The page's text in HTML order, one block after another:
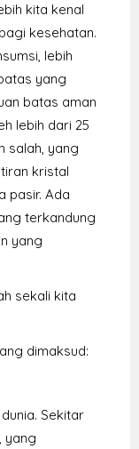
kita kenal
kesehatan.
lebih
yang
batas aman
lebih dari 25
salah, yang
kristal
pasir. Ada
terkandung
yang
sekali kita
dimaksud:
Sekitar
yang